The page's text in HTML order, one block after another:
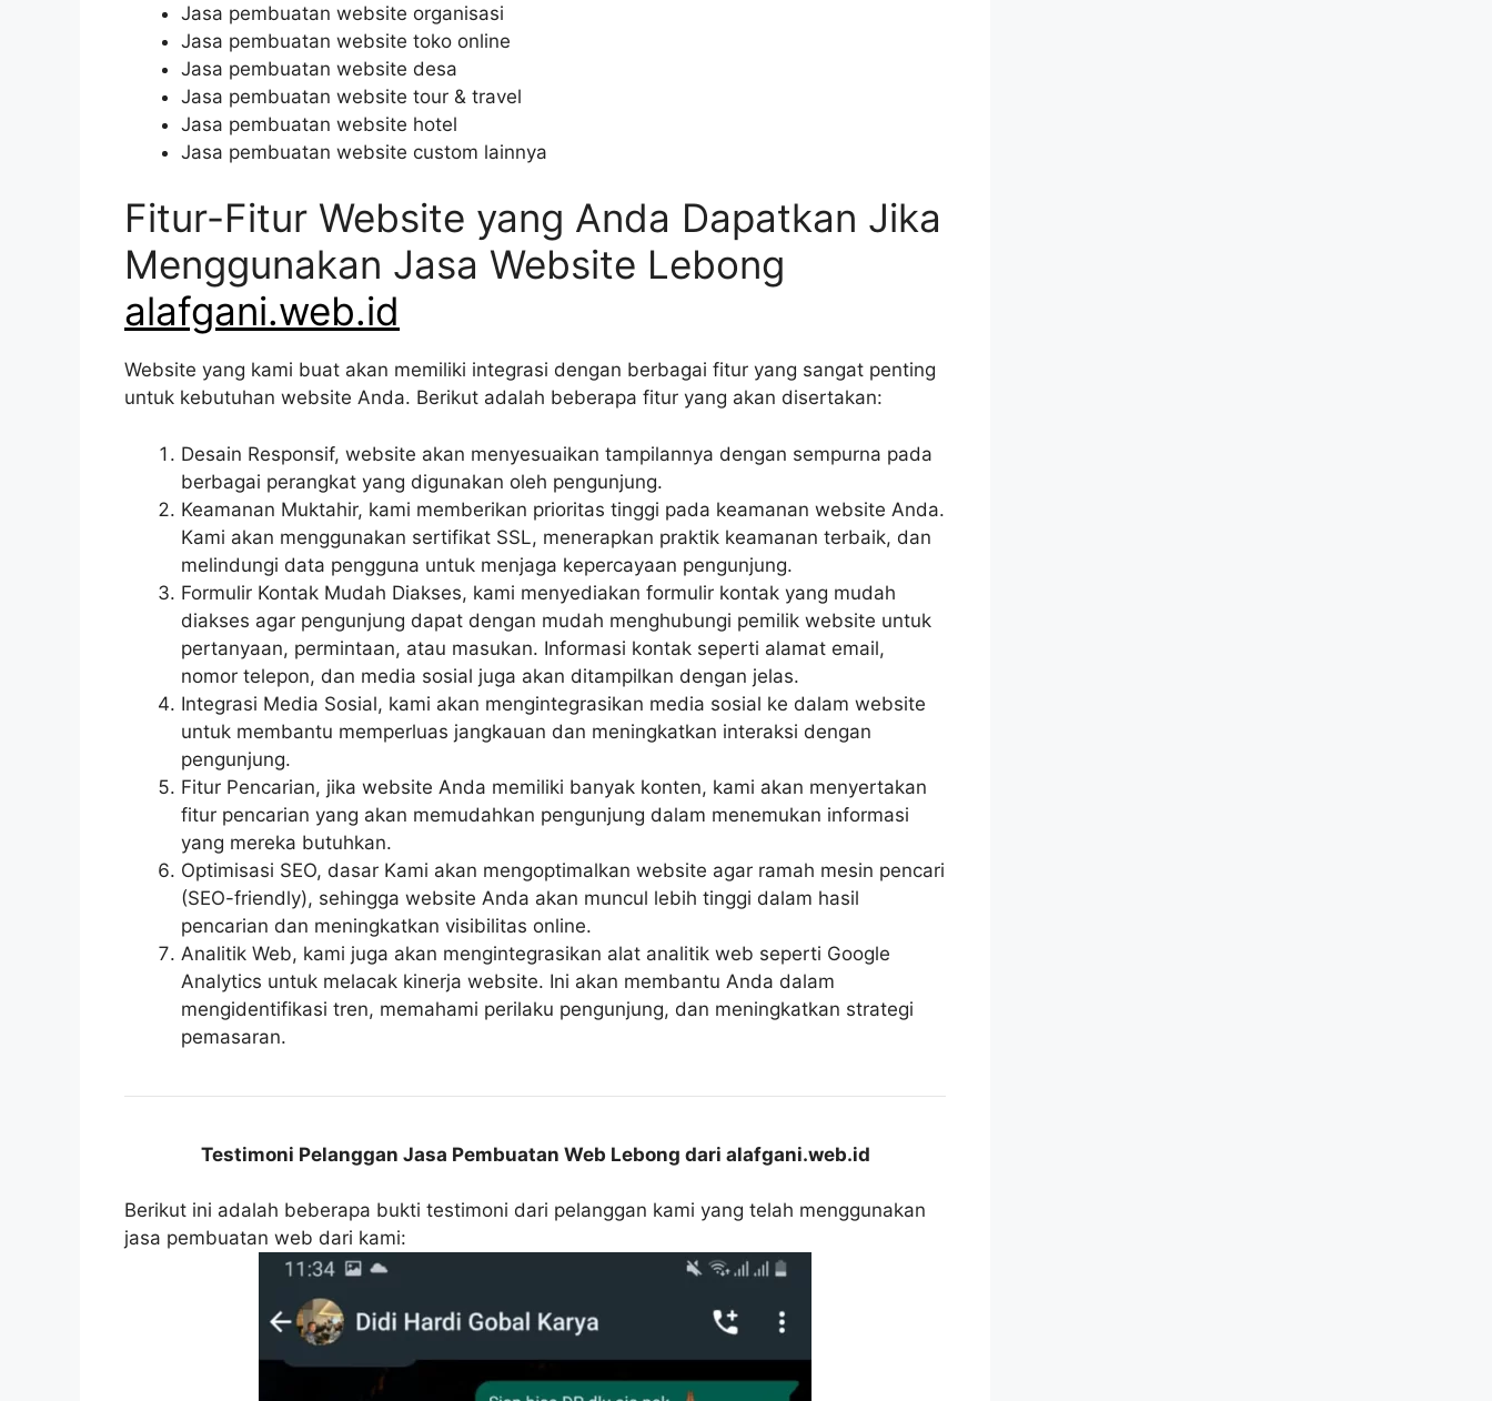
Jasa pembuatan website organisasi
Jasa pembuatan website toko online
Jasa pembuatan website desa
Jasa pembuatan website tour & travel
Jasa pembuatan website hotel
Jasa pembuatan website custom lainnya
Fitur-Fitur Website yang Anda Dapatkan Jika
Menggunakan Jasa Website Lebong
alafgani.web.id
Website yang kami buat akan memiliki integrasi dengan berbagai fitur yang sangat penting
untuk kebutuhan website Anda. Berikut adalah beberapa fitur yang akan disertakan:
Desain Responsif, website akan menyesuaikan tampilannya dengan sempurna pada
berbagai perangkat yang digunakan oleh pengunjung.
Keamanan Muktahir, kami memberikan prioritas tinggi pada keamanan website Anda.
Kami akan menggunakan sertifikat SSL, menerapkan praktik keamanan terbaik, dan
melindungi data pengguna untuk menjaga kepercayaan pengunjung.
Formulir Kontak Mudah Diakses, kami menyediakan formulir kontak yang mudah
diakses agar pengunjung dapat dengan mudah menghubungi pemilik website untuk
pertanyaan, permintaan, atau masukan. Informasi kontak seperti alamat email,
nomor telepon, dan media sosial juga akan ditampilkan dengan jelas.
Integrasi Media Sosial, kami akan mengintegrasikan media sosial ke dalam website
untuk membantu memperluas jangkauan dan meningkatkan interaksi dengan
pengunjung.
Fitur Pencarian, jika website Anda memiliki banyak konten, kami akan menyertakan
fitur pencarian yang akan memudahkan pengunjung dalam menemukan informasi
yang mereka butuhkan.
Optimisasi SEO, dasar Kami akan mengoptimalkan website agar ramah mesin pencari
(SEO-friendly), sehingga website Anda akan muncul lebih tinggi dalam hasil
pencarian dan meningkatkan visibilitas online.
Analitik Web, kami juga akan mengintegrasikan alat analitik web seperti Google
Analytics untuk melacak kinerja website. Ini akan membantu Anda dalam
mengidentifikasi tren, memahami perilaku pengunjung, dan meningkatkan strategi
pemasaran.
Testimoni Pelanggan Jasa Pembuatan Web Lebong dari alafgani.web.id
Berikut ini adalah beberapa bukti testimoni dari pelanggan kami yang telah menggunakan
jasa pembuatan web dari kami: